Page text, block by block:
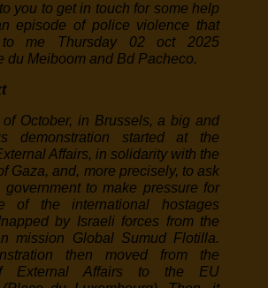
to you to get in touch for some help
episode of police violence that
to me Thursday 02 oct 2025
du Meiboom and Bd Pacheco.
October, in Brussels, a big and
demonstration started at the
Affairs, in solidarity with the
Gaza, and, more precisely, to ask
government to make pressure for
of the international hostages
by Israeli forces from the
mission Global Sumud Flotilla.
then moved from the
External Affairs to the EU